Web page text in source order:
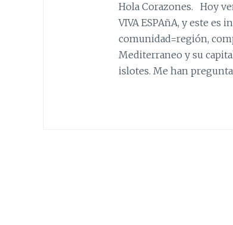
Hola Corazones. Hoy
VIVA ESPAñA, y este es
comunidad=región,
Mediterraneo y su
islotes. Me han